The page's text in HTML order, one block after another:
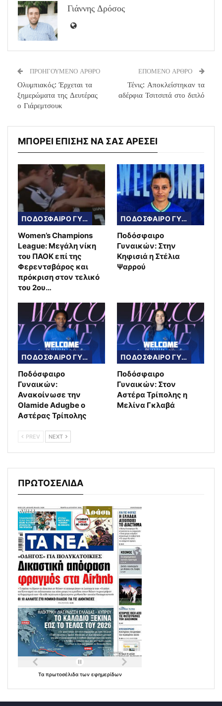
Γιάννης Δρόσος
ΠΡΟΗΓΟΥΜΕΝΟ ΑΡΘΡΟ
Ολυμπιακός: Έρχεται τα
ξημερώματα της Δευτέρας
ο Γιάρεμτσουκ
ΕΠΟΜΕΝΟ ΑΡΘΡΟ
Τένις: Αποκλείστηκαν τα
αδέρφια Τσιτσιπά στο διπλό
ΜΠΟΡΕΙ ΕΠΙΣΗΣ ΝΑ ΣΑΣ ΑΡΕΣΕΙ
ΠΟΔΟΣΦΑΙΡΟ ΓΥΝΑΙΚΩΝ
Women’s Champions
League: Μεγάλη νίκη
του ΠΑΟΚ επί της
Φερεντσβάρος και
πρόκριση στον τελικό
του 2ου…
ΠΟΔΟΣΦΑΙΡΟ ΓΥΝΑΙΚΩΝ
Ποδόσφαιρο
Γυναικών: Στην
Κηφισιά η Στέλια
Ψαρρού
ΠΟΔΟΣΦΑΙΡΟ ΓΥΝΑΙΚΩΝ
Ποδόσφαιρο
Γυναικών:
Ανακοίνωσε την
Olamide Adugbe ο
Αστέρας Τρίπολης
ΠΟΔΟΣΦΑΙΡΟ ΓΥΝΑΙΚΩΝ
Ποδόσφαιρο
Γυναικών: Στον
Αστέρα Τρίπολης η
Μελίνα Γκλαβά
PREV NEXT
ΠΡΩΤΟΣΕΛΙΔΑ
Τα πρωτοσέλιδα των εφημερίδων